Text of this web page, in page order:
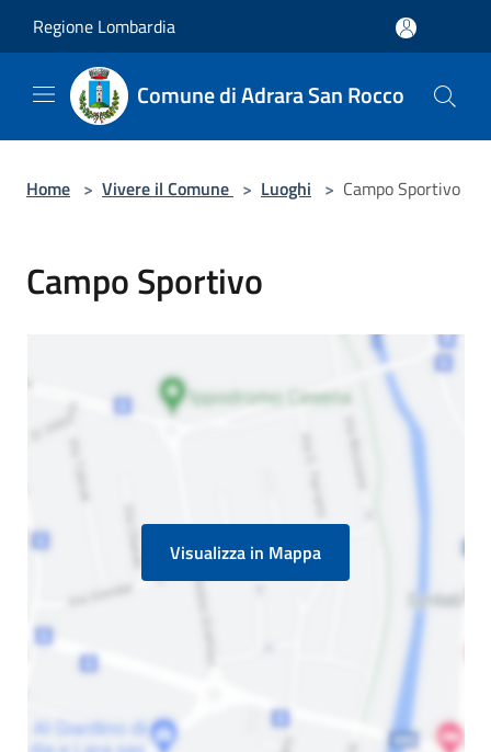
Regione Lombardia
Comune di Adrara San Rocco
Home > Vivere il Comune > Luoghi > Campo Sportivo
Campo Sportivo
Visualizza in Mappa